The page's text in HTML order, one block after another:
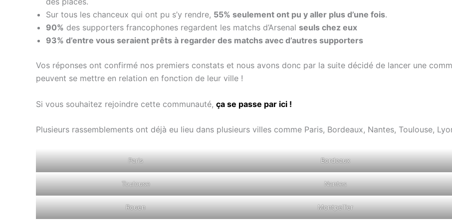
Sur tous les chanceux qui ont pu s’y rendre, 55% seulement ont pu y aller plus d’une fois.
90% des supporters francophones regardent les matchs d’Arsenal seuls chez eux
93% d’entre vous seraient prêts à regarder des matchs avec d’autres supporters
Vos réponses ont confirmé nos premiers constats et nous avons donc par la suite décidé de lancer une
peuvent se mettre en relation en fonction de leur ville !
Si vous souhaitez rejoindre cette communauté, ça se passe par ici !
Plusieurs rassemblements ont déjà eu lieu dans plusieurs villes comme Paris, Bordeaux, Nantes, Toulouse,
Paris Bordeaux
Toulouse Nantes
Rouen Montpellier